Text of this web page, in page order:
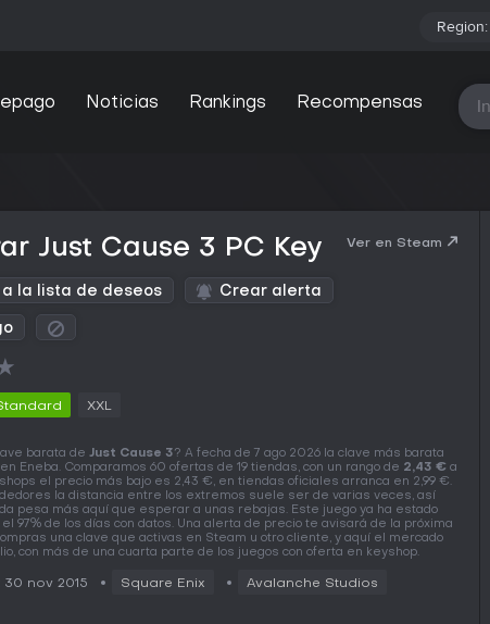
Region:
Noticias Rankings Recompensas
Just Cause 3 PC Key Ver en Steam
a la lista de deseos Crear alerta
XXL
barata de Just Cause 3? A fecha de 7 ago 2026 la clave más barata
en Eneba. Comparamos 60 ofertas de 19 tiendas, con un rango de 2,43 € a
el precio más bajo es 2,43 €, en tiendas oficiales arranca en 2,99 €.
la distancia entre los extremos suele ser de varias veces, así
pesa más aquí que esperar a unas rebajas. Este juego ya ha estado
97% de los días con datos. Una alerta de precio te avisará de la próxima
una clave que activas en Steam u otro cliente, y aquí el mercado
con más de una cuarta parte de los juegos con oferta en keyshop.
30 nov 2015 Square Enix Avalanche Studios